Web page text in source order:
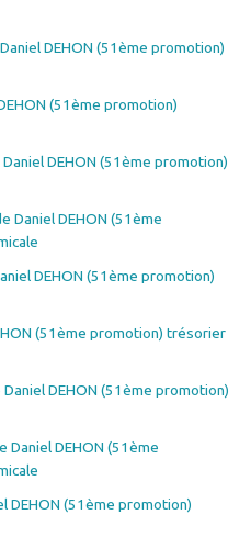
DEHON (51ème promotion)
(51ème promotion)
DEHON (51ème promotion)
Daniel DEHON (51ème
DEHON (51ème promotion)
(51ème promotion) trésorier
DEHON (51ème promotion)
Daniel DEHON (51ème
DEHON (51ème promotion)